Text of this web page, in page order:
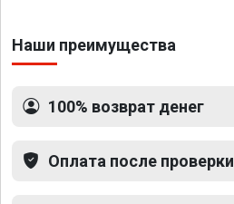
Наши преимущества
100% возврат денег
Оплата после проверки